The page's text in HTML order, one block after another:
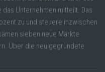
Unternehmen mitteilt. Das
zu und steuere inzwischen
sieben neue Märkte
Über die neu gegründete